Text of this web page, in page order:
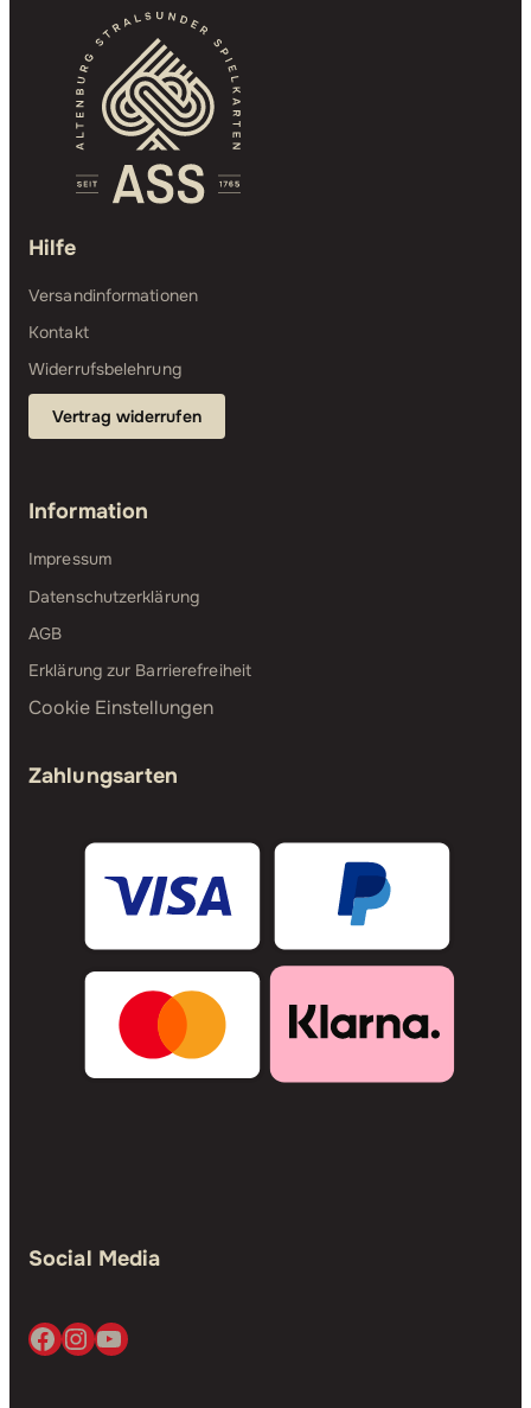
Hilfe
Versandinformationen
Kontakt
Widerrufsbelehrung
Vertrag widerrufen
Information
Impressum
Datenschutzerklärung
AGB
Erklärung zur Barrierefreiheit
Cookie Einstellungen
Zahlungsarten
Social Media
Facebook
Instagram
YouTube